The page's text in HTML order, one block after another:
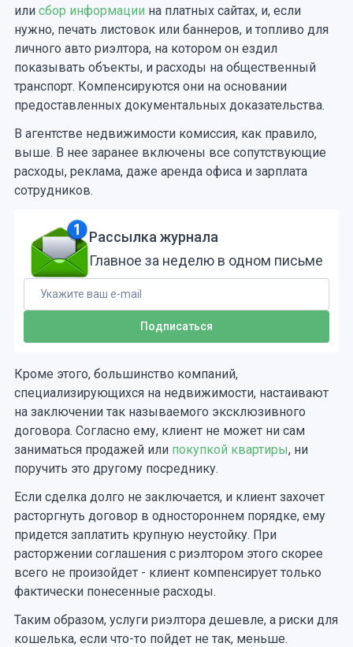
или сбор информации на платных сайтах, и, если
нужно, печать листовок или баннеров, и топливо для
личного авто риэлтора, на котором он ездил
показывать объекты, и расходы на общественный
транспорт. Компенсируются они на основании
предоставленных документальных доказательства.
В агентстве недвижимости комиссия, как правило,
выше. В нее заранее включены все сопутствующие
расходы, реклама, даже аренда офиса и зарплата
сотрудников.
Рассылка журнала
Главное за неделю в одном письме
Кроме этого, большинство компаний,
специализирующихся на недвижимости, настаивают
на заключении так называемого эксклюзивного
договора. Согласно ему, клиент не может ни сам
заниматься продажей или покупкой квартиры, ни
поручить это другому посреднику.
Если сделка долго не заключается, и клиент захочет
расторгнуть договор в одностороннем порядке, ему
придется заплатить крупную неустойку. При
расторжении соглашения с риэлтором этого скорее
всего не произойдет - клиент компенсирует только
фактически понесенные расходы.
Таким образом, услуги риэлтора дешевле, а риски для
кошелька, если что-то пойдет не так, меньше.